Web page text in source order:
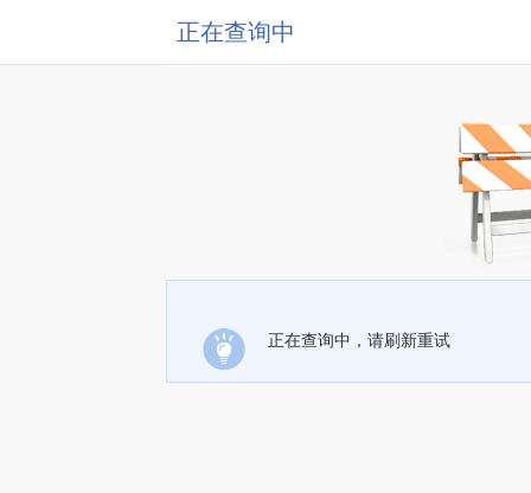
正在查询中
正在查询中，请刷新重试